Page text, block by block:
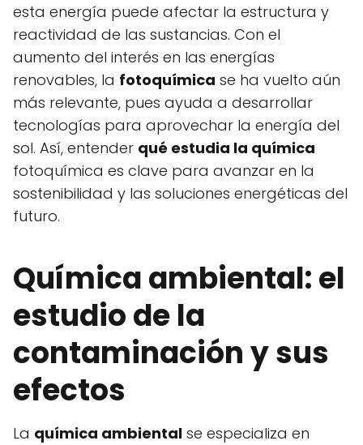
esta energía puede afectar la estructura y
reactividad de las sustancias. Con el
aumento del interés en las energías
renovables, la fotoquímica se ha vuelto aún
más relevante, pues ayuda a desarrollar
tecnologías para aprovechar la energía del
sol. Así, entender qué estudia la química
fotoquímica es clave para avanzar en la
sostenibilidad y las soluciones energéticas del
futuro.
Química ambiental: el
estudio de la
contaminación y sus
efectos
La química ambiental se especializa en